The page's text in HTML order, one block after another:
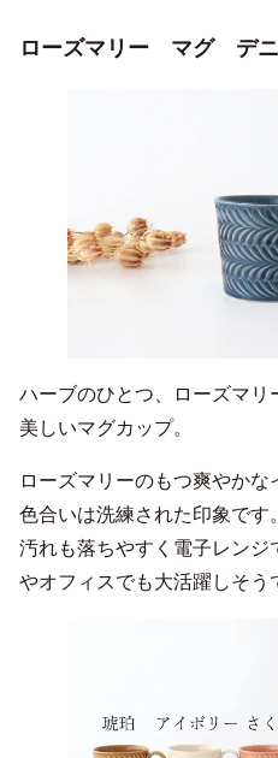
ローズマリー マグ デ
ハーブのひとつ、ローズマ
美しいマグカップ。
ローズマリーのもつ爽やか
色合いは洗練された印象です。
汚れも落ちやすく電子レン
やオフィスでも大活躍しそう